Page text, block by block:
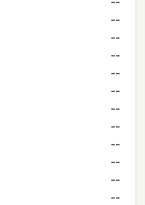
--
--
--
--
--
--
--
--
--
--
--